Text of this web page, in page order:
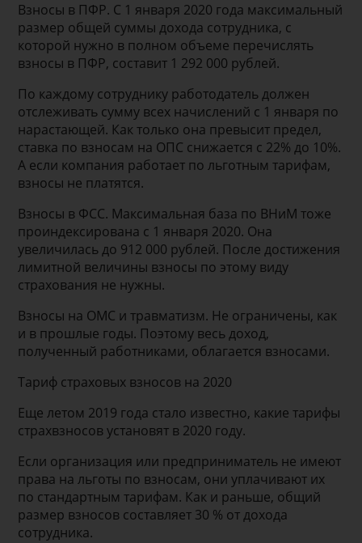
Взносы в ПФР. С 1 января 2020 года максимальный
размер общей суммы дохода сотрудника, с
которой нужно в полном объеме перечислять
взносы в ПФР, составит 1 292 000 рублей.
По каждому сотруднику работодатель должен
отслеживать сумму всех начислений с 1 января по
нарастающей. Как только она превысит предел,
ставка по взносам на ОПС снижается с 22% до 10%.
А если компания работает по льготным тарифам,
взносы не платятся.
Взносы в ФСС. Максимальная база по ВНиМ тоже
проиндексирована с 1 января 2020. Она
увеличилась до 912 000 рублей. После достижения
лимитной величины взносы по этому виду
страхования не нужны.
Взносы на ОМС и травматизм. Не ограничены, как
и в прошлые годы. Поэтому весь доход,
полученный работниками, облагается взносами.
Тариф страховых взносов на 2020
Еще летом 2019 года стало известно, какие тарифы
страхвзносов установят в 2020 году.
Если организация или предприниматель не имеют
права на льготы по взносам, они уплачивают их
по стандартным тарифам. Как и раньше, общий
размер взносов составляет 30 % от дохода
сотрудника.